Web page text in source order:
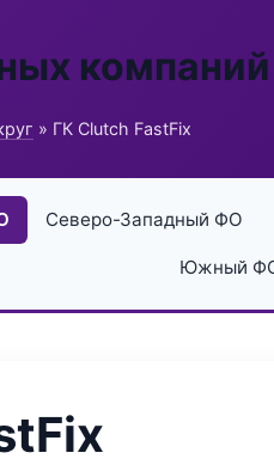
компаний
» ГК Clutch FastFix
Северо-Западный ФО
Южный